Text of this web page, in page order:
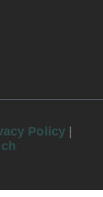
Policy |